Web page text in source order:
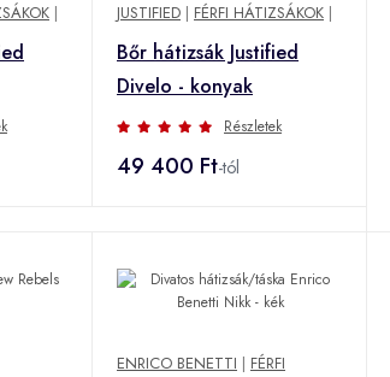
| JUSTIFIED | FÉRFI HÁTIZSÁKOK |
Bőr hátizsák Justified
Divelo - konyak
Részletek
49 400 Ft-tól
ENRICO BENETTI | FÉRFI